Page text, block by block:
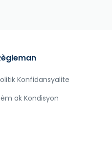
Konfidansyalite
ak Kondisyon